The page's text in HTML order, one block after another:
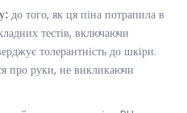
до того, як ця піна потрапила в
тестів, включаючи
толерантність до шкіри.
про руки, не викликаючи